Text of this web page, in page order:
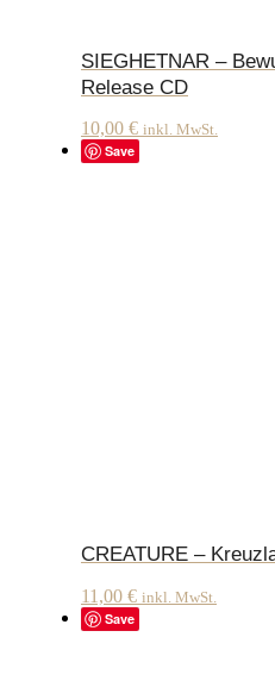
SIEGHETNAR –
Release CD
10,00 € inkl. MwSt.
Save
CREATURE –
11,00 € inkl. MwSt.
Save